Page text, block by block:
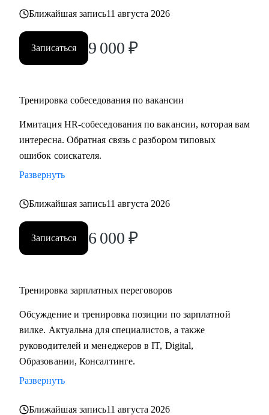
Ближайшая запись11 августа 2026
Записаться 9 000 ₽
Тренировка собеседования по вакансии
Имитация HR-собеседования по вакансии, которая вам
интересна. Обратная связь с разбором типовых
ошибок соискателя.
Развернуть
Ближайшая запись11 августа 2026
Записаться 6 000 ₽
Тренировка зарплатных переговоров
Обсуждение и тренировка позиции по зарплатной
вилке. Актуальна для специалистов, а также
руководителей и менеджеров в IT, Digital,
Образовании, Консалтинге.
Развернуть
Ближайшая запись11 августа 2026